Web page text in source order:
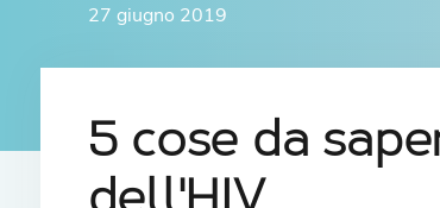
27 giugno 2019
5 cose da